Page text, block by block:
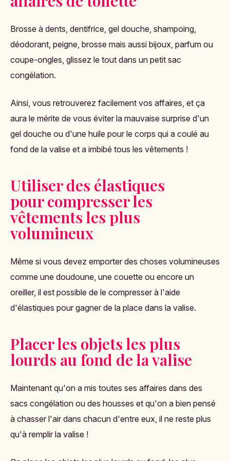
Brosse à dents, dentifrice, gel douche, shampoing,
déodorant, peigne, brosse mais aussi bijoux, parfum ou
coupe-ongles, glissez le tout dans un petit sac
congélation.
Ainsi, vous retrouverez facilement vos affaires, et ça
aura le mérite de vous éviter la mauvaise surprise d'un
gel douche ou d'une huile pour le corps qui a coulé au
fond de la valise et a imbibé tous les vêtements !
Utiliser des élastiques
pour compresser les
vêtements les plus
volumineux
Même si vous devez emporter des choses volumineuses
comme une doudoune, une couette ou encore un
oreiller, il est possible de le compresser à l'aide
d'élastiques pour gagner de la place dans la valise.
Placer les objets les plus
lourds au fond de la valise
Maintenant qu'on a mis toutes ses affaires dans des
sacs congélation ou des housses et qu'on a bien pensé
à chasser l'air dans chacun d'entre eux, il ne reste plus
qu'à remplir la valise !